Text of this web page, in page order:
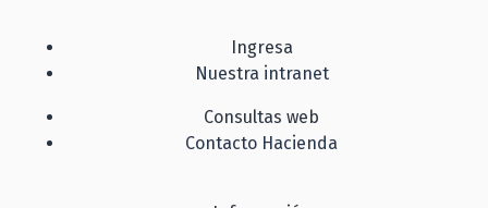
Ingresa
Nuestra intranet
Consultas web
Contacto Hacienda